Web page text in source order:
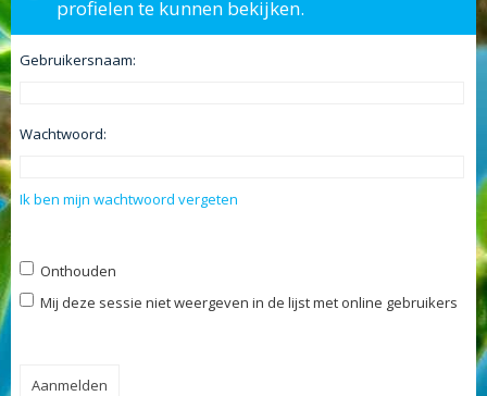
profielen te kunnen bekijken.
Gebruikersnaam:
Wachtwoord:
Ik ben mijn wachtwoord vergeten
Onthouden
Mij deze sessie niet weergeven in de lijst met online gebruikers